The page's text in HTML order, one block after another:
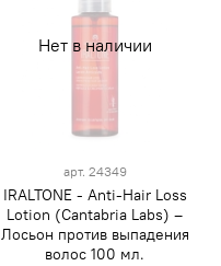
Нет в наличии
арт. 24349
IRALTONE - Anti-Hair Loss
Lotion (Cantabria Labs) –
Лосьон против выпадения
волос 100 мл.